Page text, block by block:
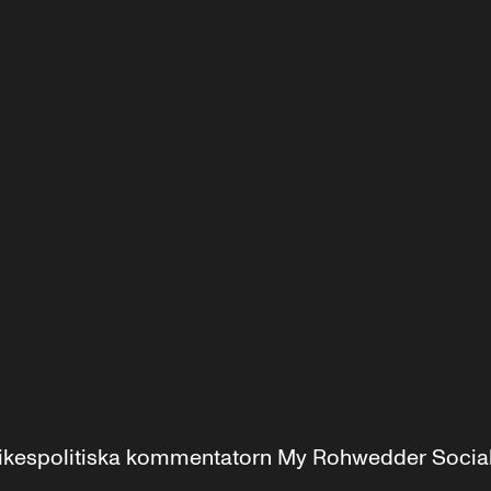
kommentatorn My Rohwedder